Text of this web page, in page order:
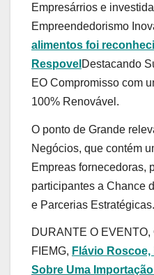
Empresárrios e
Empreendedorismo
alimentos foi
Respovel Destacando
EO Compromisso com
100% Renovável.
O ponto de Grande
Negócios, que contém
Empreas fornecedoras,
participantes a Chance
e Parcerias Estratégicas.
DURANTE O
FIEMG, Flávio Roscoe,
Sobre Uma